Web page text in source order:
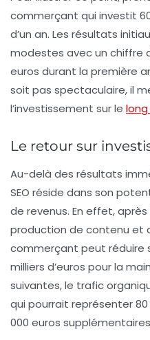
commerçant qui investit
d’un an. Les résultats
modestes avec un chiffre
euros durant la première
soit pas spectaculaire, il
l’investissement sur le
Le retour sur
Au-delà des résultats
SEO réside dans son
de revenus. En effet,
production de contenu et
commerçant peut réduire
milliers d’euros pour la
suivantes, le trafic
qui pourrait représenter 80
000 euros